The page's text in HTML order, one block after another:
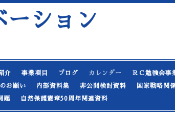
ーション
介 事業項目 ブログ カレンダー ＲＣ勉強会事
お願い 内部資料集 非公開検討資料 国家戦略関
題 自然保護憲章50周年関連資料